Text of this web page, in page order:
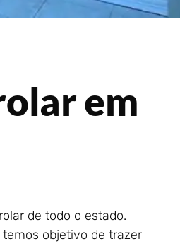
em
de todo o estado.
objetivo de trazer